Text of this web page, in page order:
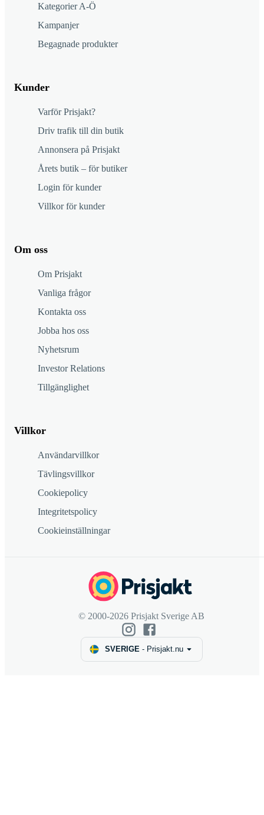
Kategorier A-Ö
Kampanjer
Begagnade produkter
Kunder
Varför Prisjakt?
Driv trafik till din butik
Annonsera på Prisjakt
Årets butik – för butiker
Login för kunder
Villkor för kunder
Om oss
Om Prisjakt
Vanliga frågor
Kontakta oss
Jobba hos oss
Nyhetsrum
Investor Relations
Tillgänglighet
Villkor
Användarvillkor
Tävlingsvillkor
Cookiepolicy
Integritetspolicy
Cookieinställningar
© 2000-2026 Prisjakt Sverige AB
SVERIGE- Prisjakt.nu